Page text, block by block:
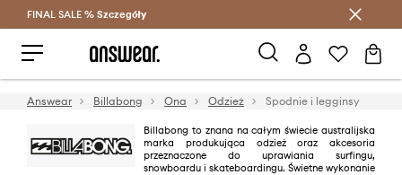
Oszczędzaj z Answear Club >
FINAL SALE % Szczegóły
Answear Billabong Ona Odzież Spodnie i legginsy
Billabong to znana na całym świecie australijska
marka produkująca odzież oraz akcesoria
przeznaczone do uprawiania surfingu,
snowboardu i skateboardingu. Świetne wykonanie